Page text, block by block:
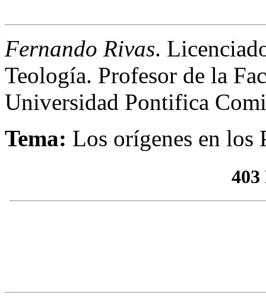
Fernando Rivas.
Teología. Profesor de la
Universidad Pontifica
Tema: Los orígenes en los